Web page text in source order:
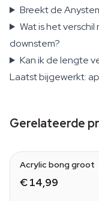
Breekt de
Wat is het
downstem?
Kan ik de lengte
Laatst bijgewerkt:
Gerelateerde
Acrylic bong groot
€ 14,99